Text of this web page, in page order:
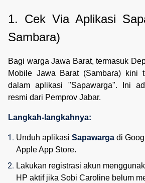
1. Cek Via Aplikasi
Sambara)
Bagi warga Jawa Barat, termasuk
Mobile Jawa Barat (Sambara) kini
dalam aplikasi "Sapawarga". Ini
resmi dari Pemprov Jabar.
Langkah-langkahnya:
Unduh aplikasi Sapawarga di
Apple App Store.
Lakukan registrasi akun
HP aktif jika Sobi Caroline belum